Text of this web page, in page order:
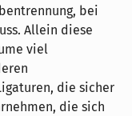
bei
Allein diese
viel
die sicher
die sich